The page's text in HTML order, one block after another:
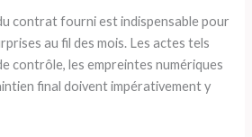
contrat fourni est indispensable pour
au fil des mois. Les actes tels
contrôle, les empreintes numériques
final doivent impérativement y